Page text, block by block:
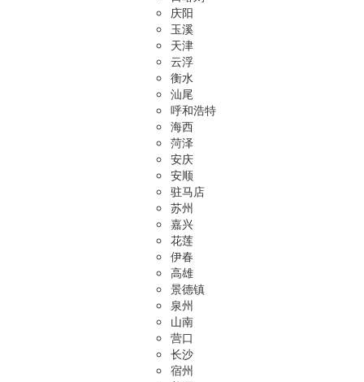
庆阳
玉溪
天津
云浮
衡水
汕尾
呼和浩特
海西
菏泽
安庆
安顺
驻马店
苏州
嘉兴
花莲
伊春
高雄
景德镇
泉州
山南
营口
长沙
宿州